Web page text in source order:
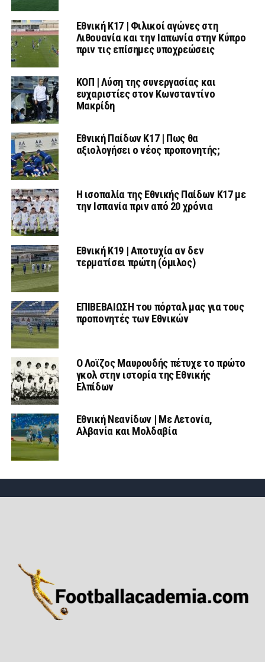
Εθνική K17 | Φιλικοί αγώνες στη
Λιθουανία και την Ιαπωνία στην Κύπρο
πριν τις επίσημες υποχρεώσεις
ΚΟΠ | Λύση της συνεργασίας και
ευχαριστίες στον Κωνσταντίνο
Μακρίδη
Εθνική Παίδων Κ17 | Πως θα
αξιολογήσει ο νέος προπονητής;
Η ισοπαλία της Εθνικής Παίδων Κ17 με
την Ισπανία πριν από 20 χρόνια
Εθνική Κ19 | Αποτυχία αν δεν
τερματίσει πρώτη (όμιλος)
ΕΠΙΒΕΒΑΙΩΣΗ του πόρταλ μας για τους
προπονητές των Εθνικών
Ο Λοϊζος Μαυρουδής πέτυχε το πρώτο
γκολ στην ιστορία της Εθνικής
Ελπίδων
Εθνική Νεανίδων | Mε Λετονία,
Αλβανία και Μολδαβία